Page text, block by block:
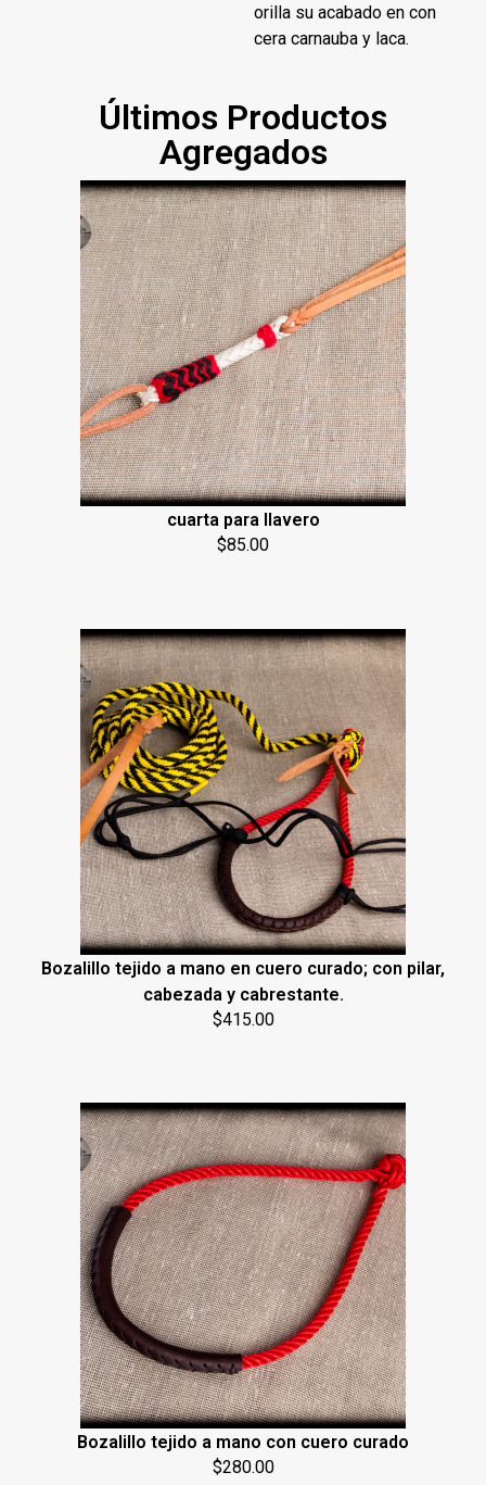
orilla su acabado en con
cera carnauba y laca.
Últimos Productos
Agregados
cuarta para llavero
$85.00
Bozalillo tejido a mano en cuero curado; con pilar,
cabezada y cabrestante.
$415.00
Bozalillo tejido a mano con cuero curado
$280.00